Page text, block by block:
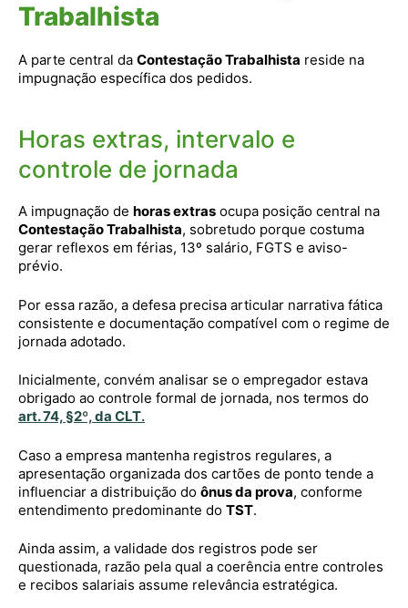
Trabalhista
A parte central da Contestação Trabalhista reside na
impugnação específica dos pedidos.
Horas extras, intervalo e
controle de jornada
A impugnação de horas extras ocupa posição central na
Contestação Trabalhista, sobretudo porque costuma
gerar reflexos em férias, 13º salário, FGTS e aviso-
prévio.
Por essa razão, a defesa precisa articular narrativa fática
consistente e documentação compatível com o regime de
jornada adotado.
Inicialmente, convém analisar se o empregador estava
obrigado ao controle formal de jornada, nos termos do
art. 74, §2º, da CLT.
Caso a empresa mantenha registros regulares, a
apresentação organizada dos cartões de ponto tende a
influenciar a distribuição do ônus da prova, conforme
entendimento predominante do TST.
Ainda assim, a validade dos registros pode ser
questionada, razão pela qual a coerência entre controles
e recibos salariais assume relevância estratégica.